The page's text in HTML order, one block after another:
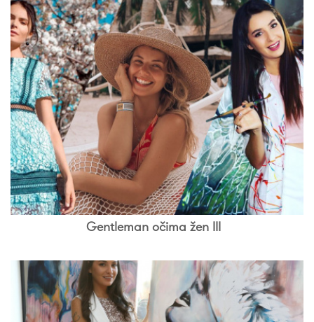
Gentleman očima žen III